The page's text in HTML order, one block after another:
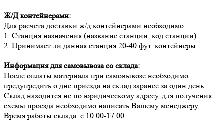
Ж/Д контейнерами:
Для расчета доставки ж/д контейнерами необходимо:
1. Станция назначения (название станции, код станции)
2. Принимает ли данная станция 20-40 фут. контейнеры
Информация для самовывоза со склада:
После оплаты материала при самовывозе необходимо
предупредить о дне приезда на склад заранее за один день.
Склад находится не по юридическому адресу, для получения
схемы проезда необходимо написать Вашему менеджеру.
Время работы склада: с 10:00-17:00